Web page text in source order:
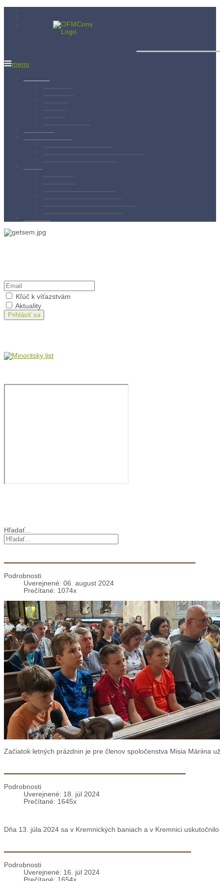
menu
Albánsko
Bratislava
Juniorát
Brehov
Levoča
Spišský Štvrtok
Povolanie
Svätý František
Životopis sv. Františka
Chronológia života sv. Františka
Testament sv. Františka
Dejiny minoritov vo svete
Dejiny minoritov na Slovensku
Rytierstvo Nepoškvrnenej
Kontakty
Kľúč k víťazstvám
Aktuality
Prihlásiť sa
Hľadať...
Misia Máriina – LDO 2024, Vranov u Brna
Podrobnosti
Uverejnené: 06. august 2024
Prečítané: 1074x
Začiatok letných prázdnin je pre členov spoločenstva Misia Máriina
Stretnutie OFS v Kremnických baniach
Podrobnosti
Uverejnené: 18. júl 2024
Dňa 13. júla 2024 sa v Kremnických baniach a v Kremnici
U minoritov sa nám znovu veľmi páčilo!
Podrobnosti
Uverejnené: 16. júl 2024